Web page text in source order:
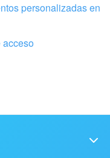
personalizadas en